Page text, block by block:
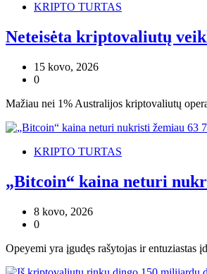
KRIPTO TURTAS
Neteisėta kriptovaliutų
15 kovo, 2026
0
Mažiau nei 1% Australijos kriptovaliutų
KRIPTO TURTAS
„Bitcoin“ kaina neturi
8 kovo, 2026
0
Opeyemi yra įgudęs rašytojas ir